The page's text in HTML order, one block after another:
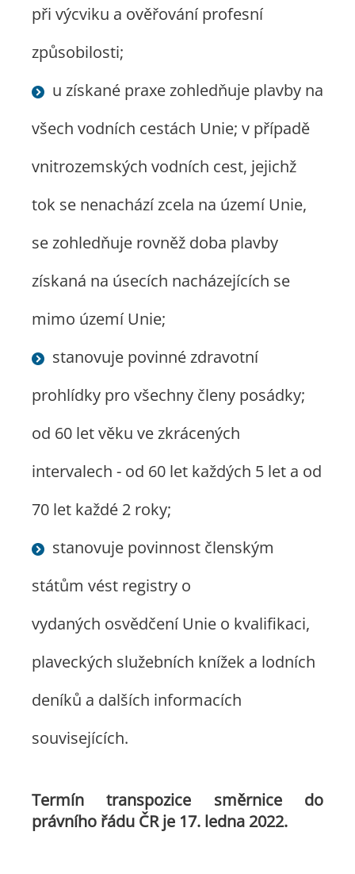
při výcviku a ověřování profesní
způsobilosti;
u získané praxe zohledňuje plavby na
všech vodních cestách Unie; v případě
vnitrozemských vodních cest, jejichž
tok se nenachází zcela na území Unie,
se zohledňuje rovněž doba plavby
získaná na úsecích nacházejících se
mimo území Unie;
stanovuje povinné zdravotní
prohlídky pro všechny členy posádky;
od 60 let věku ve zkrácených
intervalech - od 60 let každých 5 let a od
70 let každé 2 roky;
stanovuje povinnost členským
státům vést registry o
vydaných osvědčení Unie o kvalifikaci,
plaveckých služebních knížek a lodních
deníků a dalších informacích
souvisejících.
Termín transpozice směrnice do
právního řádu ČR je 17. ledna 2022.